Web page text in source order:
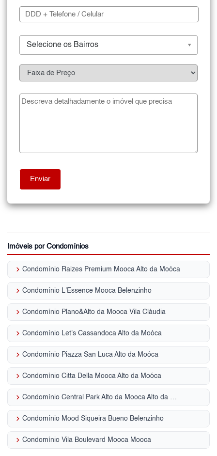
Selecione os Bairros
Imóveis por Condomínios
keyboard_arrow_right Condomínio Raizes Premium Mooca Alto da Moóca
keyboard_arrow_right Condomínio L'Essence Mooca Belenzinho
keyboard_arrow_right Condomínio Plano&Alto da Mooca Vila Cláudia
keyboard_arrow_right Condomínio Let's Cassandoca Alto da Moóca
keyboard_arrow_right Condomínio Piazza San Luca Alto da Moóca
keyboard_arrow_right Condomínio Citta Della Mooca Alto da Moóca
keyboard_arrow_right Condomínio Central Park Alto da Mooca Alto da Moóca
keyboard_arrow_right Condomínio Mood Siqueira Bueno Belenzinho
keyboard_arrow_right Condomínio Vila Boulevard Mooca Mooca